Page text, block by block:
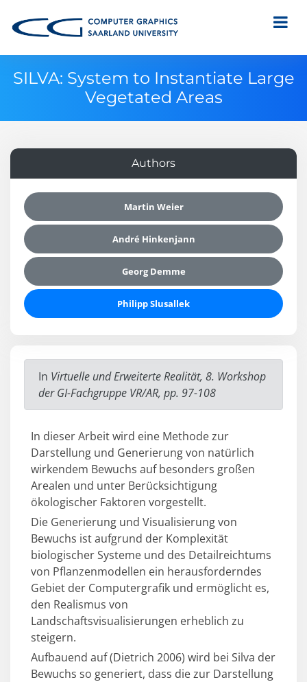
SILVA: System to Instantiate Large
Vegetated Areas
In Virtuelle und Erweiterte Realität, 8. Workshop
der GI-Fachgruppe VR/AR, pp. 97-108
In dieser Arbeit wird eine Methode zur
Darstellung und Generierung von natürlich
wirkendem Bewuchs auf besonders großen
Arealen und unter Berücksichtigung
ökologischer Faktoren vorgestellt.
Die Generierung und Visualisierung von
Bewuchs ist aufgrund der Komplexität
biologischer Systeme und des Detailreichtums
von Pflanzenmodellen ein herausforderndes
Gebiet der Computergrafik und ermöglicht es,
den Realismus von
Landschaftsvisualisierungen erheblich zu
steigern.
Aufbauend auf (Dietrich 2006) wird bei Silva der
Bewuchs so generiert, dass die zur Darstellung
Authors
Martin Weier
André Hinkenjann
Georg Demme
Philipp Slusallek